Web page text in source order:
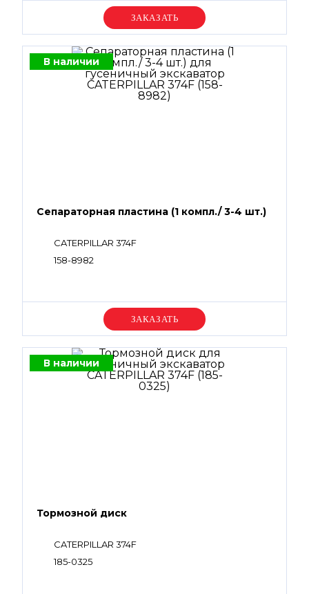
Уточняйте цену
В наличии
Сепараторная пластина (1 компл./ 3-4 шт.)
CATERPILLAR 374F
158-8982
Уточняйте цену
В наличии
Тормозной диск
CATERPILLAR 374F
185-0325